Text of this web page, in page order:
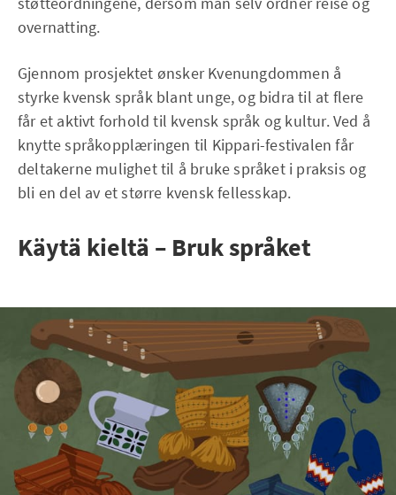
overnatting.
Gjennom prosjektet ønsker Kvenungdommen å
styrke kvensk språk blant unge, og bidra til at flere
får et aktivt forhold til kvensk språk og kultur. Ved å
knytte språkopplæringen til Kippari-festivalen får
deltakerne mulighet til å bruke språket i praksis og
bli en del av et større kvensk fellesskap.
Käytä kieltä – Bruk språket